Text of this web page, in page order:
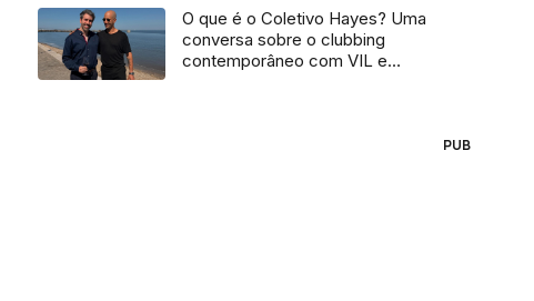
O que é o Coletivo Hayes? Uma
conversa sobre o clubbing
contemporâneo com VIL e
PUB